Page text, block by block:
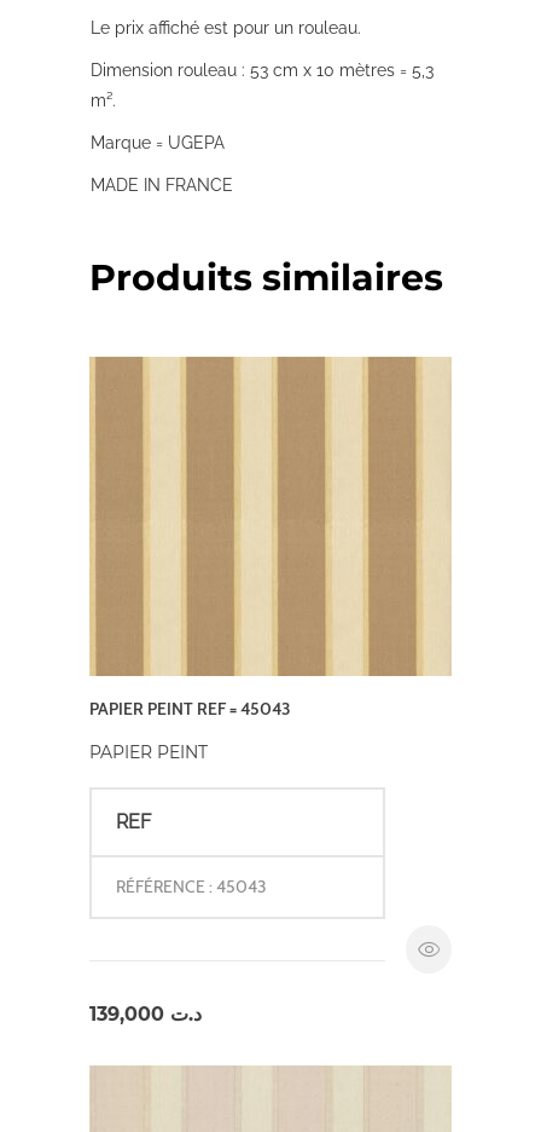
Le prix affiché est pour un rouleau.
Dimension rouleau : 53 cm x 10 mètres = 5,3
m².
Marque = UGEPA
MADE IN FRANCE
Produits similaires
PAPIER PEINT REF = 45043
PAPIER PEINT
REF
RÉFÉRENCE : 45043
د.ت